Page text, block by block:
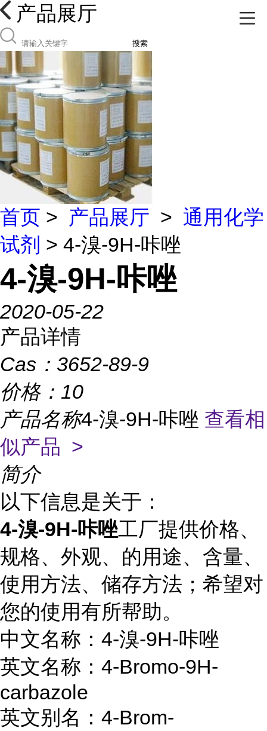
产品展厅
搜索
首页 > 产品展厅 > 通用化学
试剂 > 4-溴-9H-咔唑
4-溴-9H-咔唑
2020-05-22
产品详情
Cas： 3652-89-9
价格： 10
产品名称4-溴-9H-咔唑 查看相
似产品 >
简介
以下信息是关于：
4-溴-9H-咔唑工厂提供价格、
规格、外观、的用途、含量、
使用方法、储存方法；希望对
您的使用有所帮助。
中文名称：4-溴-9H-咔唑
英文名称：4-Bromo-9H-
carbazole
英文别名：4-Brom-